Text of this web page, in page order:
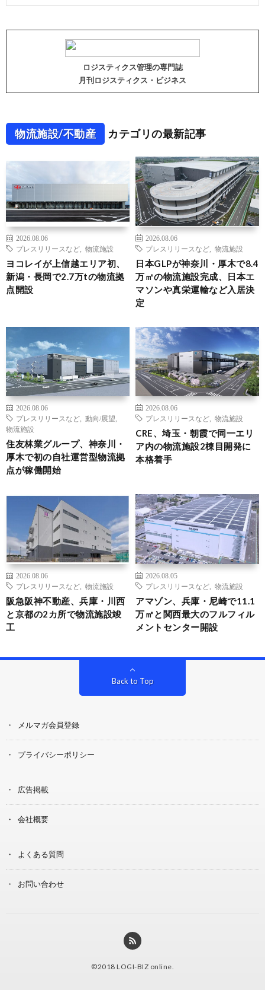
ロジスティクス管理の専門誌
月刊ロジスティクス・ビジネス
物流施設/不動産 カテゴリの最新記事
2026.08.06
プレスリリースなど
物流施設
ヨコレイが上信越エリア初、
新潟・長岡で2.7万tの物流拠
点開設
2026.08.06
プレスリリースなど
物流施設
日本GLPが神奈川・厚木で8.4
万㎡の物流施設完成、日本エ
マソンや真栄運輸など入居決
定
2026.08.06
プレスリリースなど
動向/展望
物流施設
住友林業グループ、神奈川・
厚木で初の自社運営型物流拠
点が稼働開始
2026.08.06
プレスリリースなど
物流施設
CRE、埼玉・朝霞で同一エリ
ア内の物流施設2棟目開発に
本格着手
2026.08.06
プレスリリースなど
物流施設
阪急阪神不動産、兵庫・川西
と京都の2カ所で物流施設竣
工
2026.08.05
プレスリリースなど
物流施設
アマゾン、兵庫・尼崎で11.1
万㎡と関西最大のフルフィル
メントセンター開設
Back to Top
メルマガ会員登録
プライバシーポリシー
広告掲載
会社概要
よくある質問
お問い合わせ
©2018 LOGI-BIZ online